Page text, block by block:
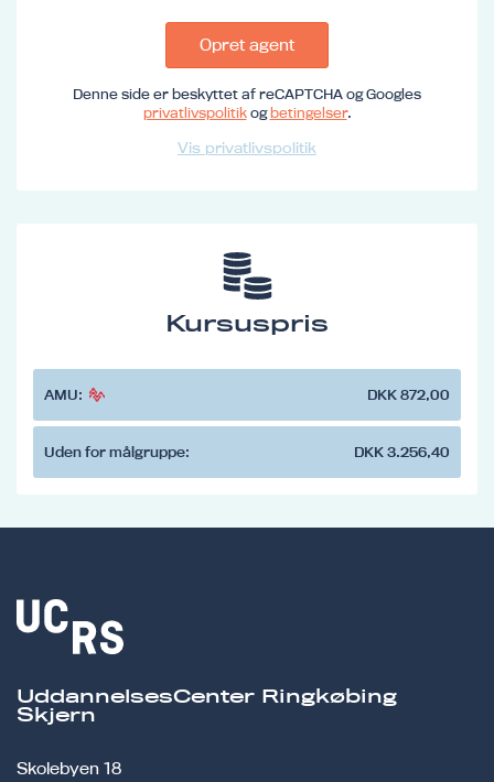
Opret agent
Denne side er beskyttet af reCAPTCHA og Googles
privatlivspolitikogbetingelser.
Vis privatlivspolitik
Kursuspris
AMU: DKK 872,00
Uden for målgruppe: DKK 3.256,40
UddannelsesCenter Ringkøbing
Skjern
Skolebyen 18